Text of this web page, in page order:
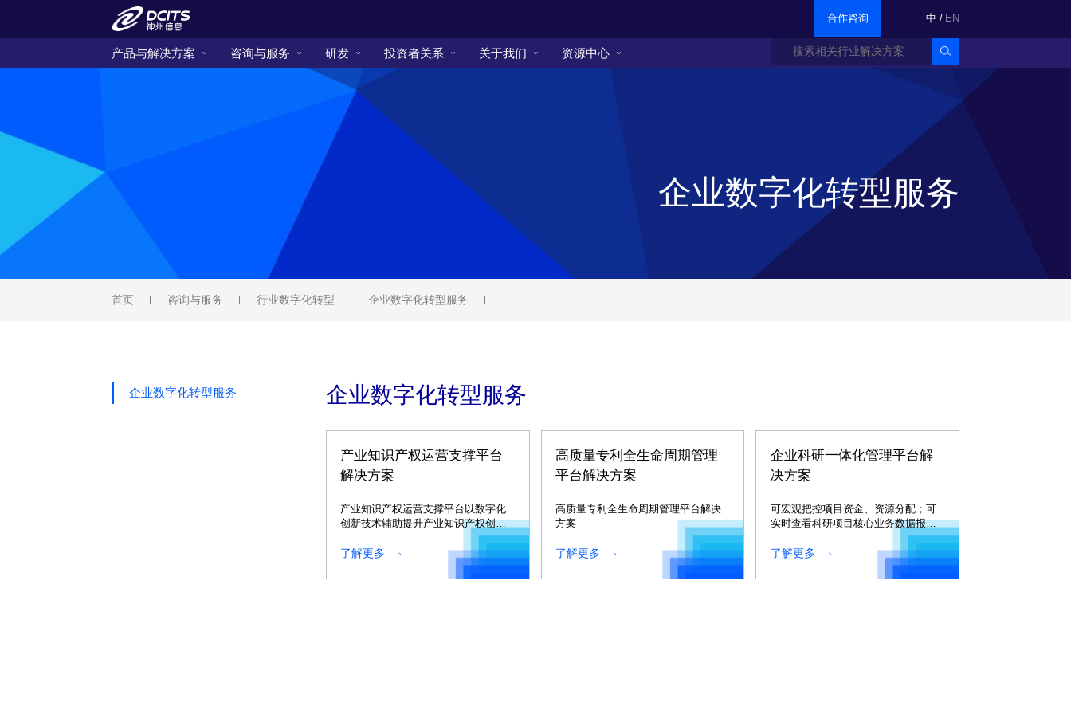
合作咨询 中 / EN
产品与解决方案 咨询与服务 研发 投资者关系 关于我们 资源中心
企业数字化转型服务
首页 咨询与服务 行业数字化转型 企业数字化转型服务
企业数字化转型服务
产业知识产权运营支撑平台
解决方案
产业知识产权运营支撑平台以数字化
创新技术辅助提升产业知识产权创
造、运用、保护、管理和服务水平。
了解更多
高质量专利全生命周期管理
平台解决方案
高质量专利全生命周期管理平台解决
方案
了解更多
企业科研一体化管理平台解
决方案
可宏观把控项目资金、资源分配；可
实时查看科研项目核心业务数据报告
并进行深度分析；可实时监控各个项
目动态。
了解更多
企业数字化转型服务